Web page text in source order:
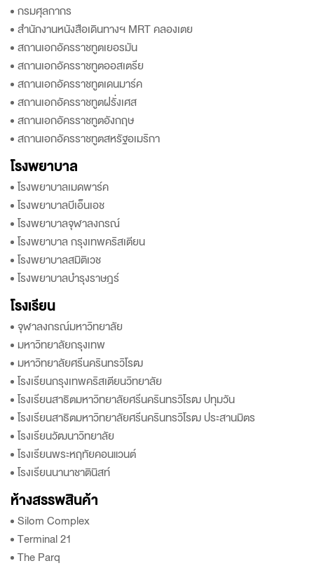
กรมศุลกากร
สำนักงานหนังสือเดินทางฯ MRT คลองเตย
สถานเอกอัครราชทูตเยอรมัน
สถานเอกอัครราชทูตออสเตรีย
สถานเอกอัครราชทูตเดนมาร์ค
สถานเอกอัครราชทูตฝรั่งเศส
สถานเอกอัครราชทูตอังกฤษ
สถานเอกอัครราชทูตสหรัฐอเมริกา
โรงพยาบาล
โรงพยาบาลเมดพาร์ค
โรงพยาบาลบีเอ็นเอช
โรงพยาบาลจุฬาลงกรณ์
โรงพยาบาล กรุงเทพคริสเตียน
โรงพยาบาลสมิติเวช
โรงพยาบาลบำรุงราษฎร์
โรงเรียน
จุฬาลงกรณ์มหาวิทยาลัย
มหาวิทยาลัยกรุงเทพ
มหาวิทยาลัยศรีนครินทรวิโรฒ
โรงเรียนกรุงเทพคริสเตียนวิทยาลัย
โรงเรียนสาธิตมหาวิทยาลัยศรีนครินทรวิโรฒ ปทุมวัน
โรงเรียนสาธิตมหาวิทยาลัยศรีนครินทรวิโรฒ ประสานมิตร
โรงเรียนวัฒนาวิทยาลัย
โรงเรียนพระหฤทัยคอนแวนต์
โรงเรียนนานาชาตินิสท์
ห้างสรรพสินค้า
Silom Complex
Terminal 21
The Parq